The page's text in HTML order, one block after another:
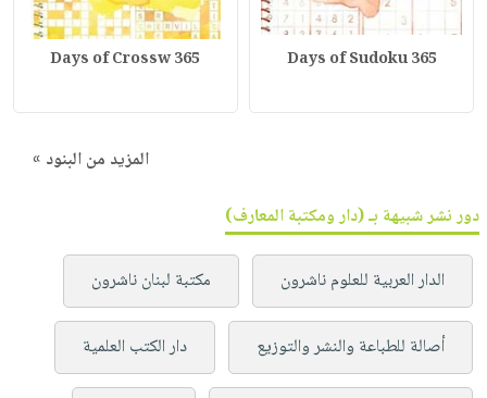
365 Days of Sudoku
365 Days of Crossw
المزيد من البنود »
دور نشر شبيهة بـ (دار ومكتبة المعارف)
الدار العربية للعلوم ناشرون مكتبة لبنان ناشرون
أصالة للطباعة والنشر والتوزيع دار الكتب العلمية